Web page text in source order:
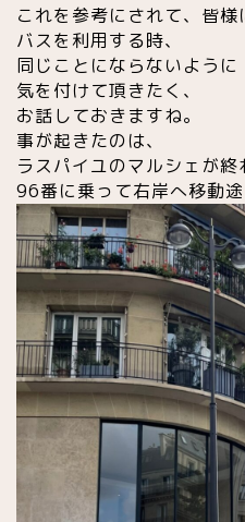
これを参考にされて、皆様
バスを利用する時、
同じことにならないように
気を付けて頂きたく、
お話しておきますね。
事が起きたのは、
ラスパイユのマルシェが終
96番に乗って右岸へ移動途